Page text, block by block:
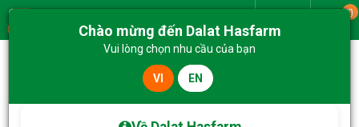
Menu
0
Chào mừng đến Dalat Hasfarm
Vui lòng chọn nhu cầu của bạn
VI EN